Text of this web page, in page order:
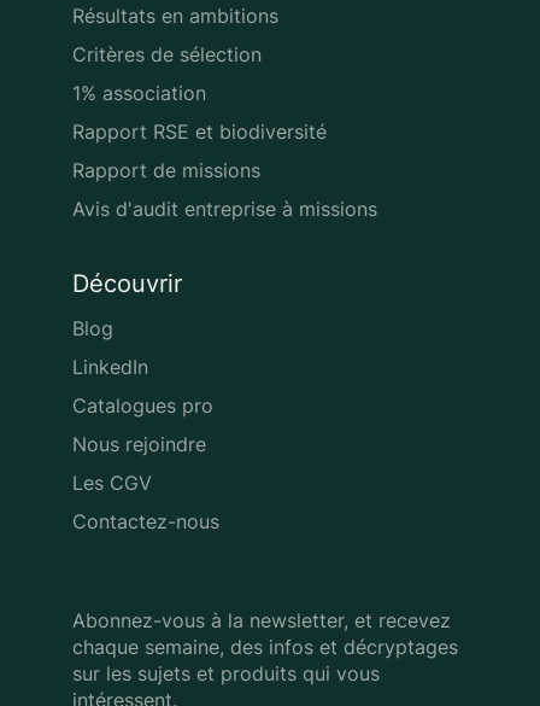
Résultats en ambitions
Critères de sélection
1% association
Rapport RSE et biodiversité
Rapport de missions
Avis d'audit entreprise à missions
Découvrir
Blog
LinkedIn
Catalogues pro
Nous rejoindre
Les CGV
Contactez-nous
Abonnez-vous à la newsletter, et recevez
chaque semaine, des infos et décryptages
sur les sujets et produits qui vous
intéressent.